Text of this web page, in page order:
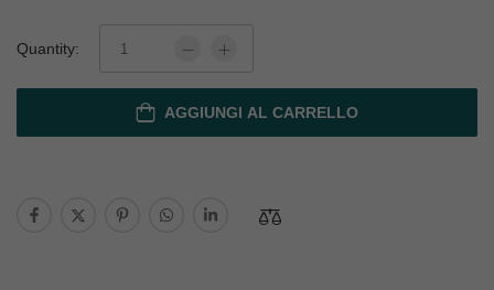
Quantity:
AGGIUNGI AL CARRELLO